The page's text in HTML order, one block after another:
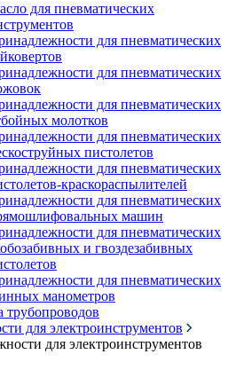
для пневматических
для пневматических
для пневматических
для пневматических
молотков
для пневматических
пистолетов
для пневматических
краскораспылителей
для пневматических
машин
для пневматических
и гвоздезабивных
для пневматических
манометров
трубопроводов
для электроинструментов
для электроинструментов